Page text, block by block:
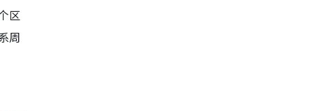
区
周